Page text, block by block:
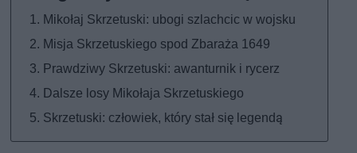
Mikołaj Skrzetuski: ubogi szlachcic w wojsku
Misja Skrzetuskiego spod Zbaraża 1649
Prawdziwy Skrzetuski: awanturnik i rycerz
Dalsze losy Mikołaja Skrzetuskiego
Skrzetuski: człowiek, który stał się legendą